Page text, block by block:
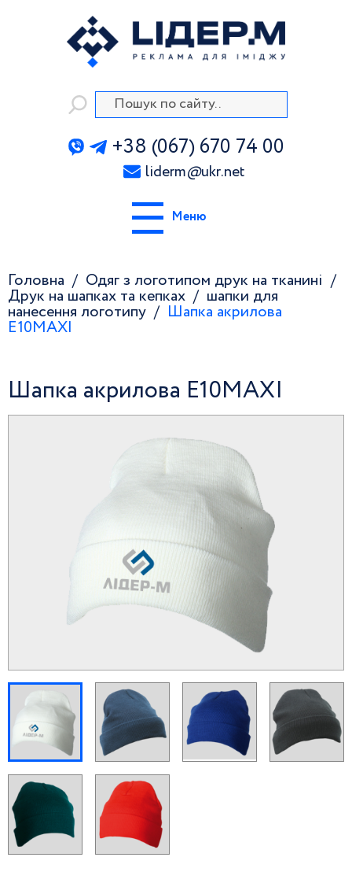
+38 (067) 670 74 00
liderm@ukr.net
Меню
Головна
Одяг з логотипом друк на тканині
Друк на шапках та кепках
шапки для
нанесення логотипу
Шапка акрилова
E10MAXI
Шапка акрилова E10MAXI